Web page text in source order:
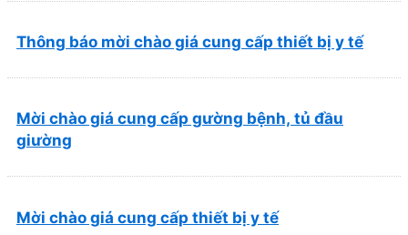
Thông báo mời chào giá cung cấp thiết bị y tế
Mời chào giá cung cấp gường bệnh, tủ đầu
giường
Mời chào giá cung cấp thiết bị y tế